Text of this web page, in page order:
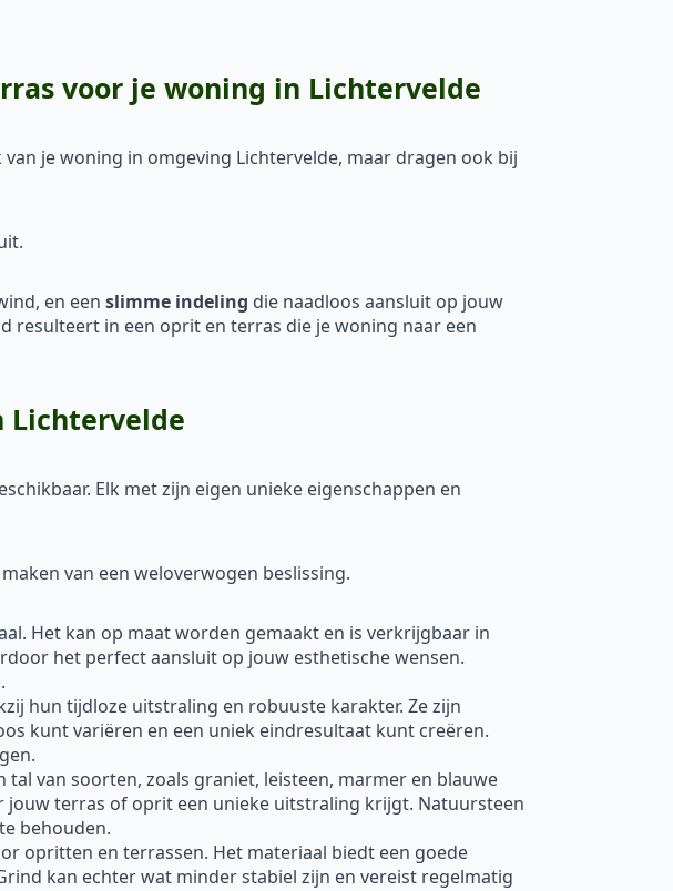
voor je woning in Lichtervelde
je woning in omgeving Lichtervelde, maar dragen ook bij
en een slimme indeling die naadloos aansluit op jouw
resulteert in een oprit en terras die je woning naar een
Lichtervelde
Elk met zijn eigen unieke eigenschappen en
van een weloverwogen beslissing.
Het kan op maat worden gemaakt en is verkrijgbaar in
het perfect aansluit op jouw esthetische wensen.
hun tijdloze uitstraling en robuuste karakter. Ze zijn
kunt variëren en een uniek eindresultaat kunt creëren.
van soorten, zoals graniet, leisteen, marmer en blauwe
jouw terras of oprit een unieke uitstraling krijgt. Natuursteen
behouden.
opritten en terrassen. Het materiaal biedt een goede
kan echter wat minder stabiel zijn en vereist regelmatig